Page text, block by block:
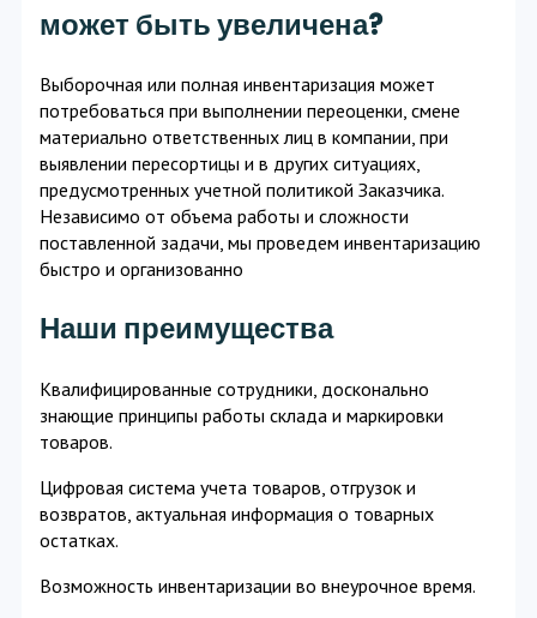
может быть увеличена?
Выборочная или полная инвентаризация может
потребоваться при выполнении переоценки, смене
материально ответственных лиц в компании, при
выявлении пересортицы и в других ситуациях,
предусмотренных учетной политикой Заказчика.
Независимо от объема работы и сложности
поставленной задачи, мы проведем инвентаризацию
быстро и организованно
Наши преимущества
Квалифицированные сотрудники, досконально
знающие принципы работы склада и маркировки
товаров.
Цифровая система учета товаров, отгрузок и
возвратов, актуальная информация о товарных
остатках.
Возможность инвентаризации во внеурочное время.